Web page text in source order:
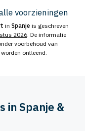
voorzieningen
in Spanje is geschreven
2026 . De informatie
voorbehoud van
ontleend.
in Spanje &